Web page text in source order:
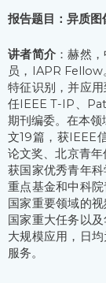
报告题目：异质
讲者简介 ：赫然
员，IAPR Fellow
特征识别，并应
任IEEE T-IP、
期刊编委。在本
文19篇，获IEEE
论文奖、北京青年
获国家优秀青年
重点基金和中科
国家重要领域的
国家重大任务以
大规模应用，日
服务。